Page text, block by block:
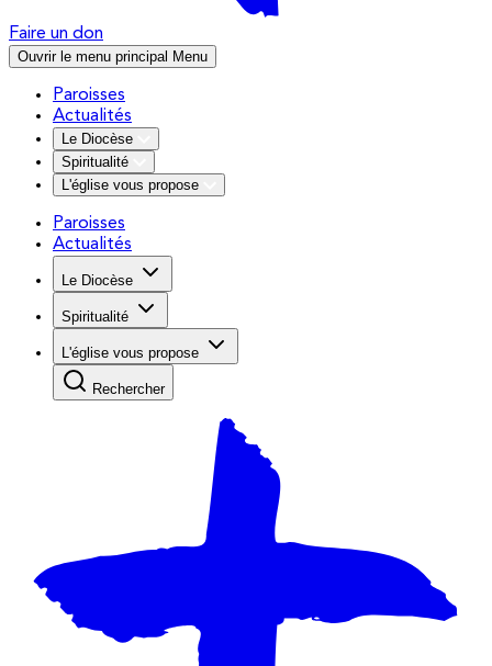
Faire un don
Ouvrir le menu principal Menu
Paroisses
Actualités
Le Diocèse
Spiritualité
L'église vous propose
Paroisses
Actualités
Le Diocèse
Spiritualité
L'église vous propose
Rechercher